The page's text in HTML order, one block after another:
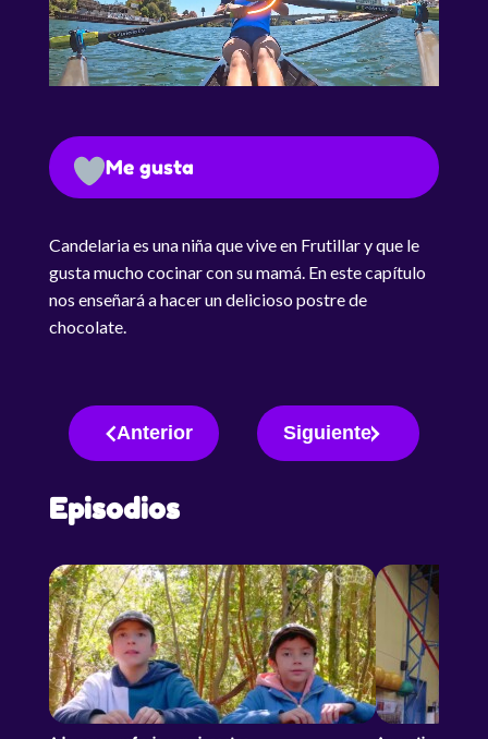
Me gusta
Candelaria es una niña que vive en Frutillar y que le
gusta mucho cocinar con su mamá. En este capítulo
nos enseñará a hacer un delicioso postre de
chocolate.
Anterior Siguiente
Episodios